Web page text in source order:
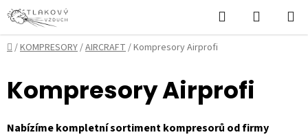
Přejít
na
obsah
Hledat
KOŠÍK
Domů
/KOMPRESORY/AIRCRAFT/Kompresory Airprofi
Kompresory Airprofi
Nabízíme kompletní sortiment kompresorů od firmy